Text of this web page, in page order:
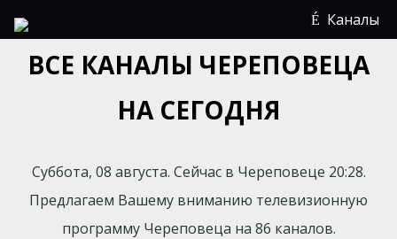
Каналы
ВСЕ КАНАЛЫ ЧЕРЕПОВЕЦА
НА СЕГОДНЯ
Суббота, 08 августа. Сейчас в Череповеце 20:28.
Предлагаем Вашему вниманию телевизионную
программу Череповеца на 86 каналов.